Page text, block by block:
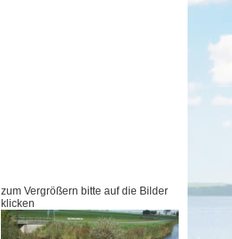
zum Vergrößern bitte auf die Bilder
klicken